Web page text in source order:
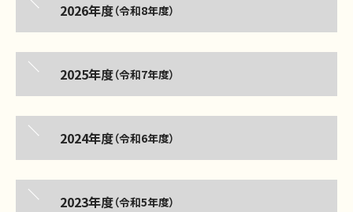
2026年度（令和8年度）
2025年度（令和7年度）
2024年度（令和6年度）
2023年度（令和5年度）